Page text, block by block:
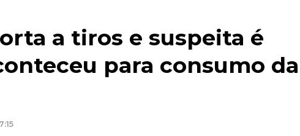
a tiros e suspeita é
para consumo da